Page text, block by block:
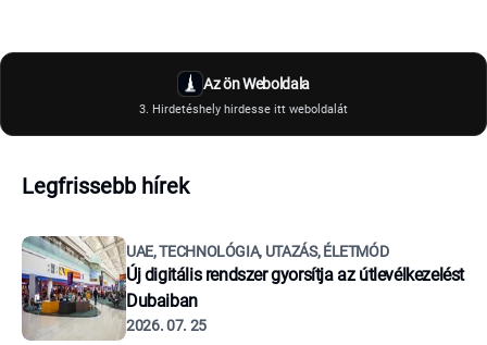
Az ön Weboldala
3. Hirdetéshely hirdesse itt weboldalát
Legfrissebb hírek
UAE, TECHNOLÓGIA, UTAZÁS, ÉLETMÓD
Új digitális rendszer gyorsítja az útlevélkezelést
Dubaiban
2026. 07. 25